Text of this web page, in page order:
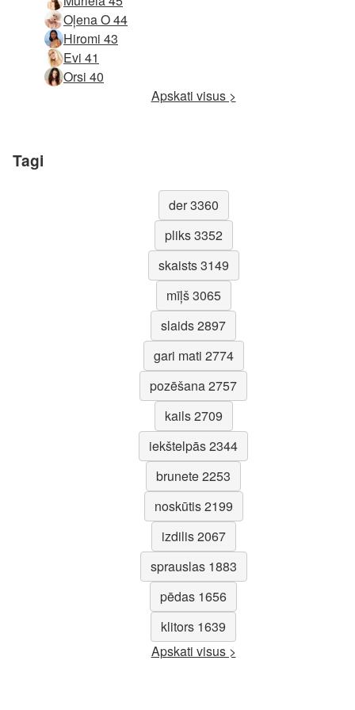
Oļena O 44
Hiromi 43
Evi 41
Orsi 40
Apskati visus >
Tagi
der 3360
pliks 3352
skaists 3149
mīļš 3065
slaids 2897
gari mati 2774
pozēšana 2757
kails 2709
iekštelpās 2344
brunete 2253
noskūtis 2199
izdilis 2067
sprauslas 1883
pēdas 1656
klitors 1639
Apskati visus >